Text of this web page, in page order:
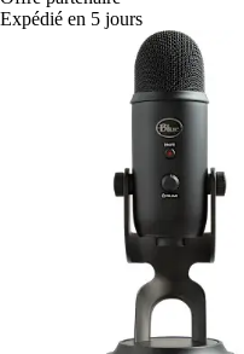
Expédié en 5 jours